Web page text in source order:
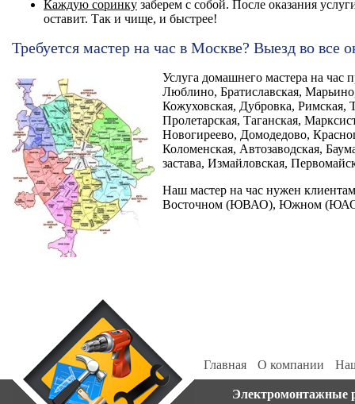
Каждую соринку заберем с собой. После оказания
оставит. Так и чище, и быстрее!
Требуется мастер на час в Москве? Выезд во все
Услуга домашнего мастера на час
Люблино, Братиславская,
Кожуховская, Дубровка, Римская,
Пролетарская, Таганская,
Новогиреево, Домодедово,
Коломенская, Автозаводская,
застава, Измайловская,
Наш мастер на час нужен
Восточном (ЮВАО), Южном (ЮАО)
Главная О компании
Электромонтажные